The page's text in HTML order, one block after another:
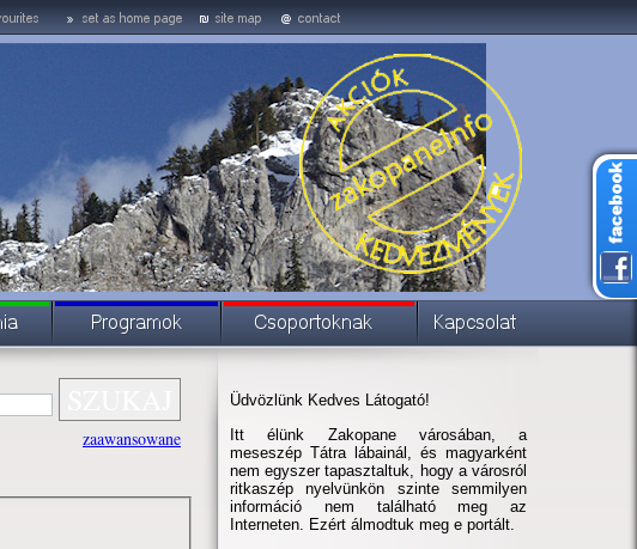
zaawansowane
Üdvözlünk Kedves Látogató!
Itt élünk Zakopane városában, a
meseszép Tátra lábainál, és magyarként
nem egyszer tapasztaltuk, hogy a városról
ritkaszép nyelvünkön szinte semmilyen
információ nem található meg az
Interneten. Ezért álmodtuk meg e portált.